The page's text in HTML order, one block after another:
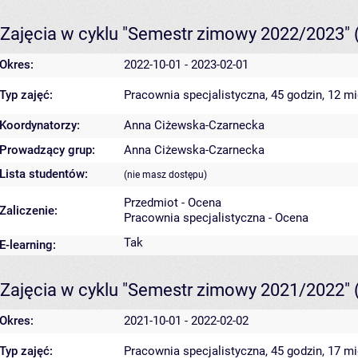
Zajęcia w cyklu "Semestr zimowy 2022/2023"
Okres: 2022-10-01 - 2023-02-01
Typ zajęć: Pracownia specjalistyczna, 45 godzin, 12
Koordynatorzy:
Anna Ciżewska-Czarnecka
Prowadzący grup:
Anna Ciżewska-Czarnecka
Lista studentów:
(nie masz dostępu)
Zaliczenie:
Przedmiot - Ocena
Pracownia specjalistyczna - Ocena
E-learning:
Tak
Zajęcia w cyklu "Semestr zimowy 2021/2022"
Okres: 2021-10-01 - 2022-02-02
Typ zajęć: Pracownia specjalistyczna, 45 godzin, 17